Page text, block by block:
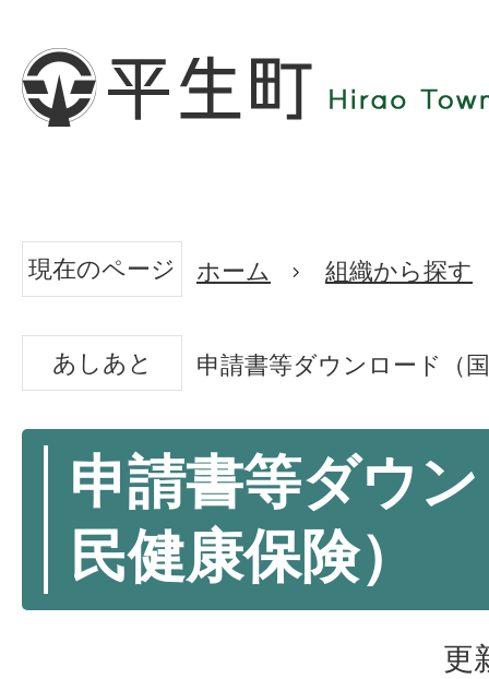
現在のページ ホーム 組織から探す
あしあと 申請書等ダウンロード（
申請書等ダウ
民健康保険）
更